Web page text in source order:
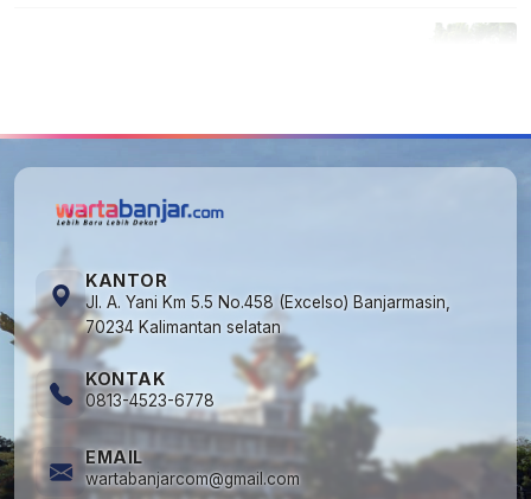
KANTOR
Jl. A. Yani Km 5.5 No.458 (Excelso) Banjarmasin,
70234 Kalimantan selatan
KONTAK
0813-4523-6778
EMAIL
wartabanjarcom@gmail.com